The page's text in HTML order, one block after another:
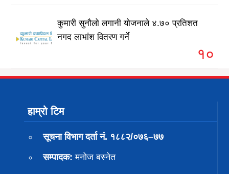
कुमारी सुनौलो लगानी योजनाले ४.७० प्रतिशत
नगद लाभांश वितरण गर्ने
१०
हाम्रो टिम
सूचना विभाग दर्ता नं. १८८२/०७६–७७
सम्पादक: मनोज बस्नेत